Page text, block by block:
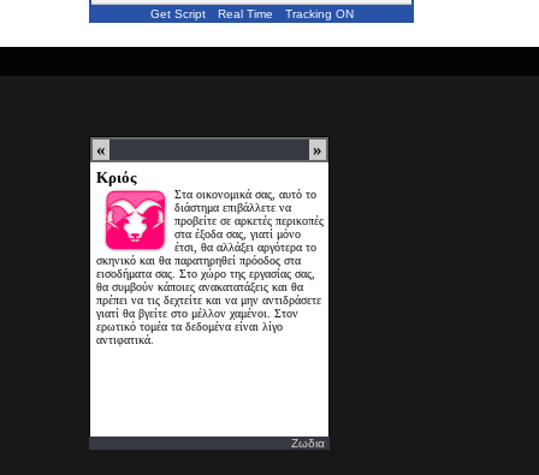
Get Script Real Time Tracking ON
Ζωδια